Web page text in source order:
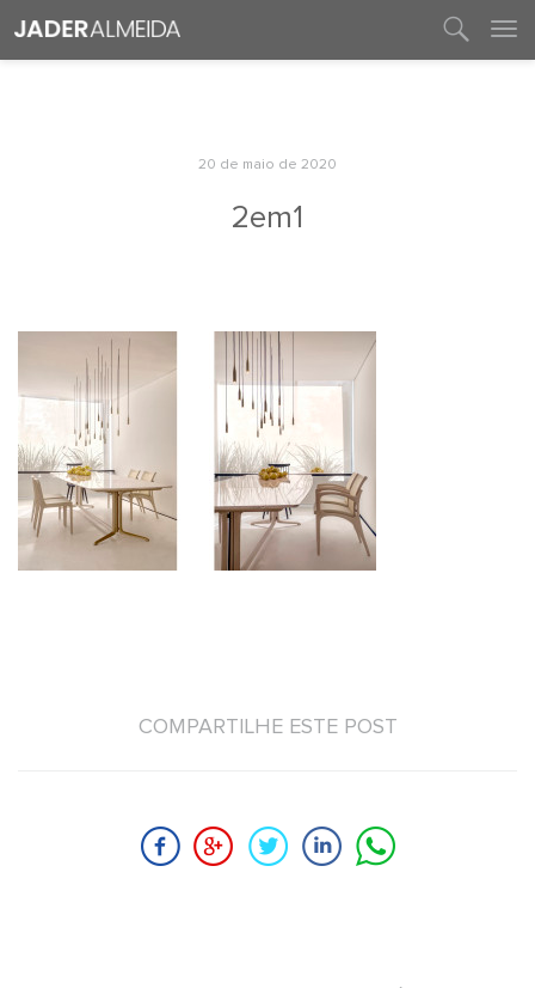
20 de maio de 2020
2em1
COMPARTILHE ESTE POST